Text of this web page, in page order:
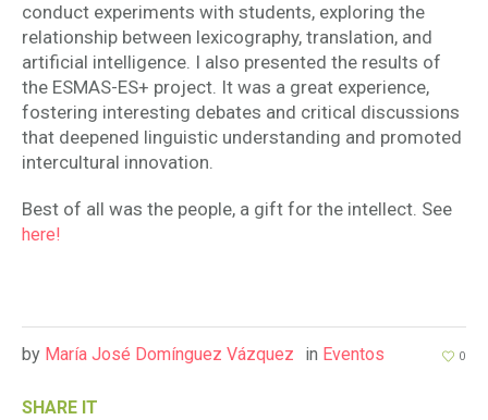
conduct experiments with students, exploring the
relationship between lexicography, translation, and
artificial intelligence. I also presented the results of
the ESMAS-ES+ project. It was a great experience,
fostering interesting debates and critical discussions
that deepened linguistic understanding and promoted
intercultural innovation.
Best of all was the people, a gift for the intellect. See
here!
0
by María José Domínguez Vázquez in Eventos
SHARE IT